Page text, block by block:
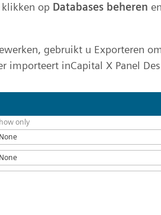
op Databases beheren
gebruikt u Exporteren
importeert inCapital X Panel